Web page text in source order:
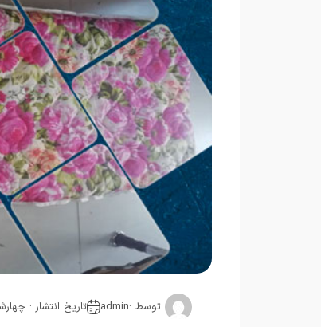
توسط :admin تاریخ انتشار : چهارشنبه , 12